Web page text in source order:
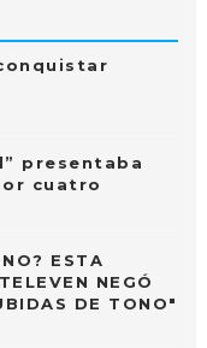
presentaba
cuatro
ESTA
NEGÓ
DE TONO"